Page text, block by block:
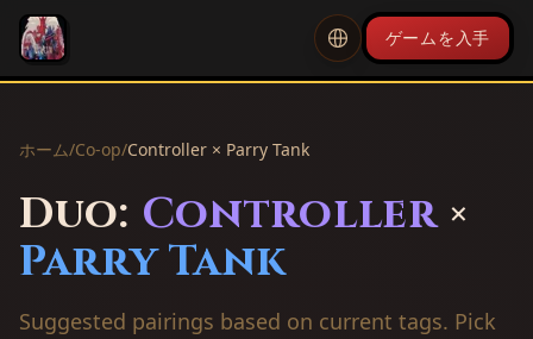
ゲームを入手
ホーム/Co-op/Controller × Parry Tank
Duo: Controller×
Parry Tank
Suggested pairings based on current tags. Pick